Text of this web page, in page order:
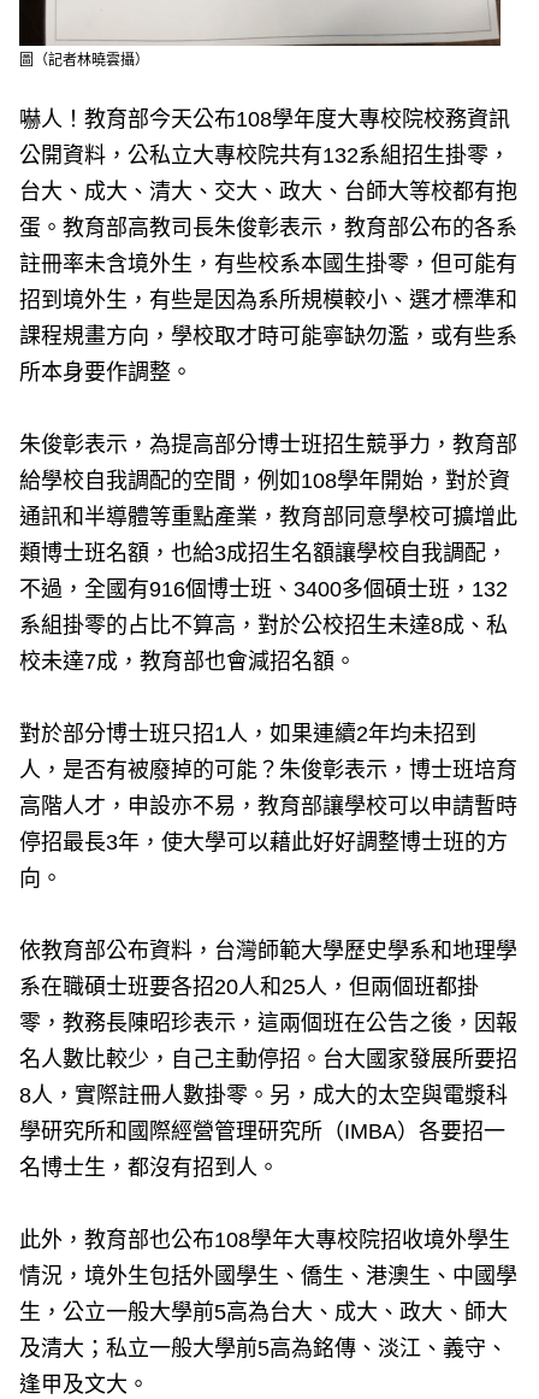
圖（記者林曉雲攝）
嚇人！教育部今天公布108學年度大專校院校務資訊
公開資料，公私立大專校院共有132系組招生掛零，
台大、成大、清大、交大、政大、台師大等校都有抱
蛋。教育部高教司長朱俊彰表示，教育部公布的各系
註冊率未含境外生，有些校系本國生掛零，但可能有
招到境外生，有些是因為系所規模較小、選才標準和
課程規畫方向，學校取才時可能寧缺勿濫，或有些系
所本身要作調整。
朱俊彰表示，為提高部分博士班招生競爭力，教育部
給學校自我調配的空間，例如108學年開始，對於資
通訊和半導體等重點產業，教育部同意學校可擴增此
類博士班名額，也給3成招生名額讓學校自我調配，
不過，全國有916個博士班、3400多個碩士班，132
系組掛零的占比不算高，對於公校招生未達8成、私
校未達7成，教育部也會減招名額。
對於部分博士班只招1人，如果連續2年均未招到
人，是否有被廢掉的可能？朱俊彰表示，博士班培育
高階人才，申設亦不易，教育部讓學校可以申請暫時
停招最長3年，使大學可以藉此好好調整博士班的方
向。
依教育部公布資料，台灣師範大學歷史學系和地理學
系在職碩士班要各招20人和25人，但兩個班都掛
零，教務長陳昭珍表示，這兩個班在公告之後，因報
名人數比較少，自己主動停招。台大國家發展所要招
8人，實際註冊人數掛零。另，成大的太空與電漿科
學研究所和國際經營管理研究所（IMBA）各要招一
名博士生，都沒有招到人。
此外，教育部也公布108學年大專校院招收境外學生
情況，境外生包括外國學生、僑生、港澳生、中國學
生，公立一般大學前5高為台大、成大、政大、師大
及清大；私立一般大學前5高為銘傳、淡江、義守、
逢甲及文大。